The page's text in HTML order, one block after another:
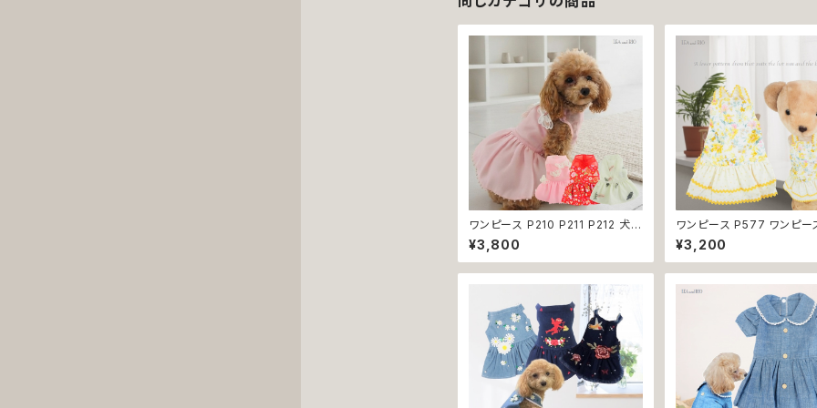
ワンピース P210 P211 P212 犬
イエロー ピンク ホワイト レッド レ
モン 蝶 フラワー 猫 ペット 服 犬服
犬の服 犬洋服 犬の洋服 洋服 猫
ドッグウェア ドッグウエア 女の子
小型犬 おしゃれ かわいい 可愛い
透け感 コットン 返品交換不可
¥3,800
ワンピース P577 ワンピー
ス ハンドメイド 花 スカート
ス ティアードスカート 春 夏
ー 小型犬 犬 猫 ペット 服
しゃれ かわいい お出かけ
¥3,200